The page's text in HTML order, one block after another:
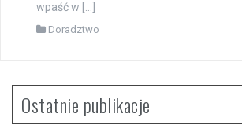
wpaść w […]
Doradztwo
Ostatnie publikacje